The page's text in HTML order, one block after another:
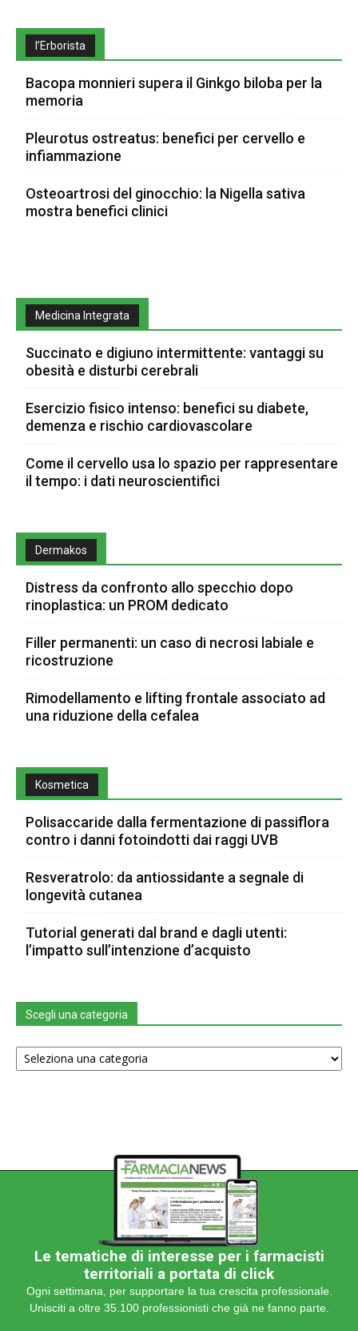
l’Erborista
Bacopa monnieri supera il Ginkgo biloba per la
memoria
Pleurotus ostreatus: benefici per cervello e
infiammazione
Osteoartrosi del ginocchio: la Nigella sativa
mostra benefici clinici
Medicina Integrata
Succinato e digiuno intermittente: vantaggi su
obesità e disturbi cerebrali
Esercizio fisico intenso: benefici su diabete,
demenza e rischio cardiovascolare
Come il cervello usa lo spazio per rappresentare
il tempo: i dati neuroscientifici
Dermakos
Distress da confronto allo specchio dopo
rinoplastica: un PROM dedicato
Filler permanenti: un caso di necrosi labiale e
ricostruzione
Rimodellamento e lifting frontale associato ad
una riduzione della cefalea
Kosmetica
Polisaccaride dalla fermentazione di passiflora
contro i danni fotoindotti dai raggi UVB
Resveratrolo: da antiossidante a segnale di
longevità cutanea
Tutorial generati dal brand e dagli utenti:
l’impatto sull’intenzione d’acquisto
Scegli una categoria
Scegli
una
Le tematiche di interesse per i farmacisti
territoriali a portata di click
Ogni settimana, per supportare la tua crescita professionale.
Unisciti a oltre 35.100 professionisti che già ne fanno parte.